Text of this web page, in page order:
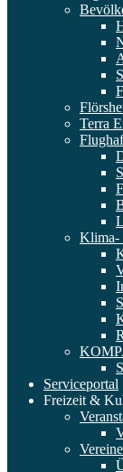
Terra
Klima-
Serviceportal
Freizeit &